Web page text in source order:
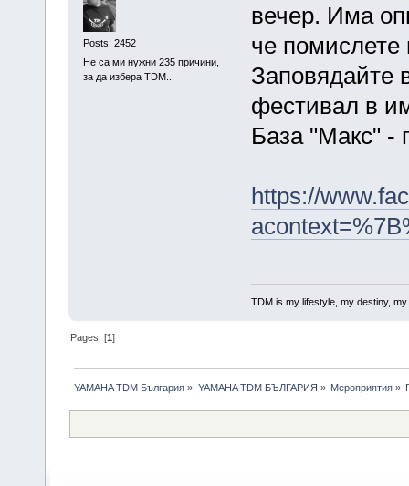
Posts: 2452
Не са ми нужни 235 причини,
за да избера TDM...
вечер. Има
че помислете
Заповядайте
фестивал в
База "Макс" -
https://
TDM is my lifestyle, my destiny, my
Pages: [1]
YAMAHA TDM България » YAMAHA TDM БЪЛГАРИЯ » Мероприятия»